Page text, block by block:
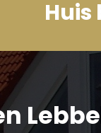
Huis